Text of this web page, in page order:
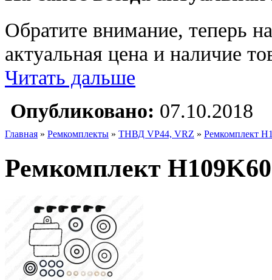
Обратите внимание, теперь
актуальная цена и наличие
Читать дальше
Опубликовано: 07.10.2018
Главная » Ремкомплекты » ТНВД VP44, VRZ » Ремкомплект
Ремкомплект